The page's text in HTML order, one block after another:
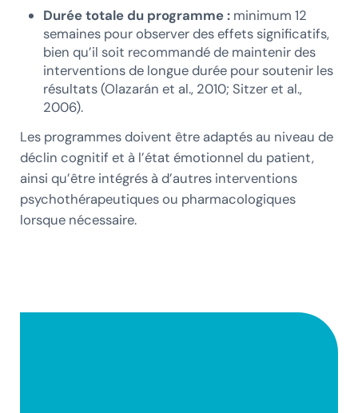
Durée totale du programme : minimum 12
semaines pour observer des effets significatifs,
bien qu’il soit recommandé de maintenir des
interventions de longue durée pour soutenir les
résultats (Olazarán et al., 2010; Sitzer et al.,
2006).
Les programmes doivent être adaptés au niveau de
déclin cognitif et à l’état émotionnel du patient,
ainsi qu’être intégrés à d’autres interventions
psychothérapeutiques ou pharmacologiques
lorsque nécessaire.